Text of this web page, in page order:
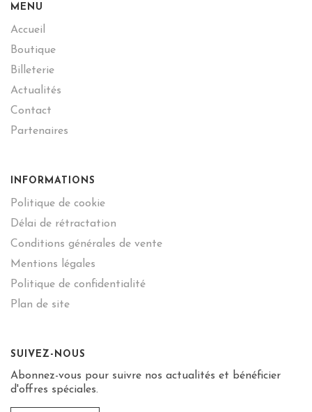
MENU
Accueil
Boutique
Billeterie
Actualités
Contact
Partenaires
INFORMATIONS
Politique de cookie
Délai de rétractation
Conditions générales de vente
Mentions légales
Politique de confidentialité
Plan de site
SUIVEZ-NOUS
Abonnez-vous pour suivre nos actualités et bénéficier
d'offres spéciales.